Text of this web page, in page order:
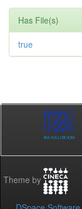
Has File(s)
true
Theme by